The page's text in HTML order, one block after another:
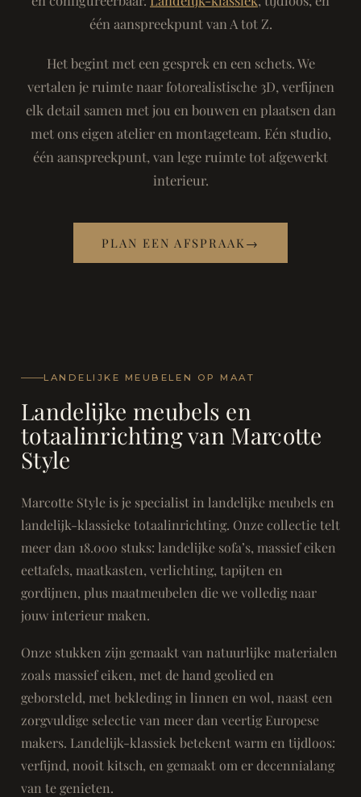
één aanspreekpunt van A tot Z.
Het begint met een gesprek en een schets. We
vertalen je ruimte naar fotorealistische 3D, verfijnen
elk detail samen met jou en bouwen en plaatsen dan
met ons eigen atelier en montageteam. Eén studio,
één aanspreekpunt, van lege ruimte tot afgewerkt
interieur.
PLAN EEN AFSPRAAK →
LANDELIJKE MEUBELEN OP MAAT
Landelijke meubels en
totaalinrichting van Marcotte
Style
Marcotte Style is je specialist in landelijke meubels en
landelijk-klassieke totaalinrichting. Onze collectie telt
meer dan 18.000 stuks: landelijke sofa’s, massief eiken
eettafels, maatkasten, verlichting, tapijten en
gordijnen, plus maatmeubelen die we volledig naar
jouw interieur maken.
Onze stukken zijn gemaakt van natuurlijke materialen
zoals massief eiken, met de hand geolied en
geborsteld, met bekleding in linnen en wol, naast een
zorgvuldige selectie van meer dan veertig Europese
makers. Landelijk-klassiek betekent warm en tijdloos:
verfijnd, nooit kitsch, en gemaakt om er decennialang
van te genieten.